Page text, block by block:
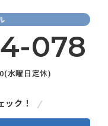
078
水曜日定休)
ック！